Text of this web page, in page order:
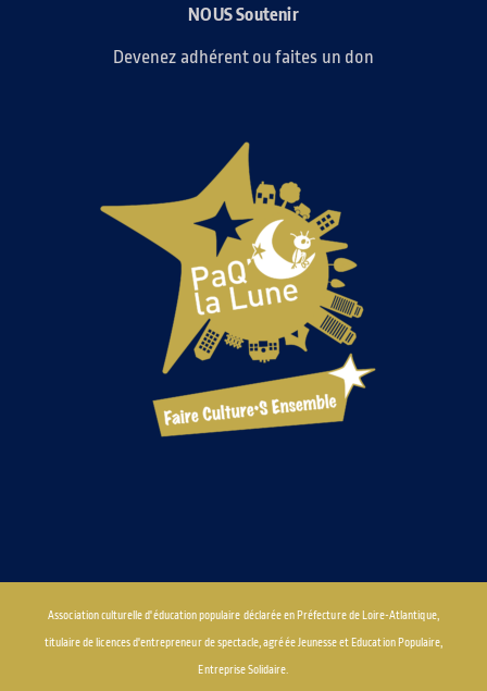
NOUS Soutenir
Devenez adhérent ou faites un don
Association culturelle d'éducation populaire déclarée en Préfecture de Loire-Atlantique,
titulaire de licences d'entrepreneur de spectacle, agréée Jeunesse et Education Populaire,
Entreprise Solidaire.